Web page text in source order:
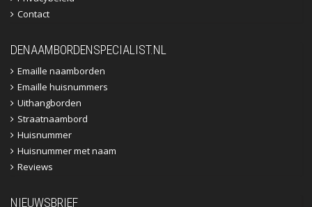
Contact
DENAAMBORDENSPECIALIST.NL
Emaille naamborden
Emaille huisnummers
Uithangborden
Straatnaambord
Huisnummer
Huisnummer met naam
Reviews
NIEUWSBRIEF